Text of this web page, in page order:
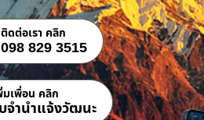
ติดต่อเรา คลิก
098 829 3515
มเพื่อน คลิก
จํานําแจ้งวัฒนะ